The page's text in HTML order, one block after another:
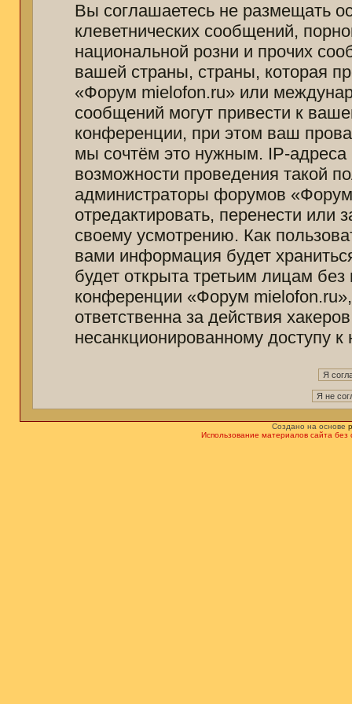
Вы соглашаетесь не размещать
клеветнических сообщений,
национальной розни и прочих
вашей страны, страны, которая
«Форум mielofon.ru» или
сообщений могут привести к
конференции, при этом ваш
мы сочтём это нужным. IP-
возможности проведения такой
администраторы форумов
отредактировать, перенести
своему усмотрению. Как
вами информация будет
будет открыта третьим лицам
конференции «Форум
ответственна за действия
несанкционированному доступу к
Создано на основе
Использование материалов сайта